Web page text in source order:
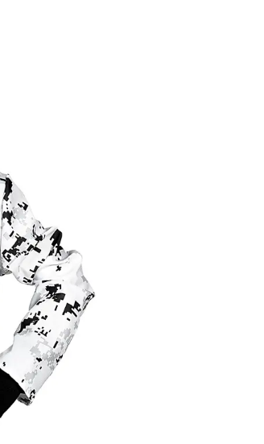
jelmez 158-as
]
éves korig
kabát, nadrág, maszk